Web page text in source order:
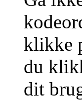
klikke
du
dit